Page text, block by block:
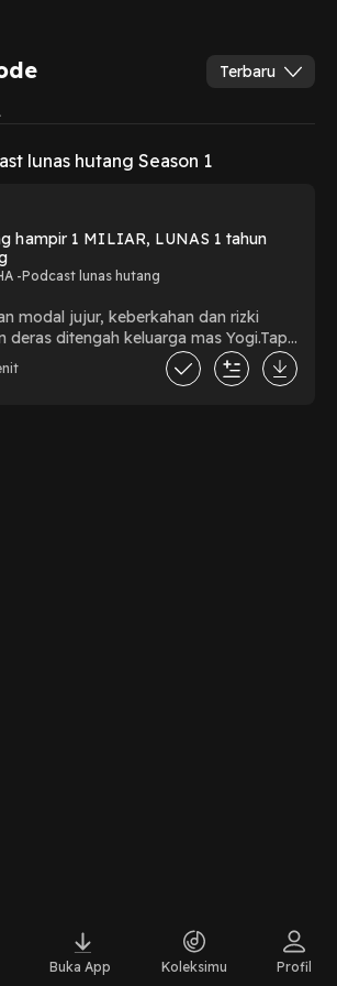
Terbaru
lunas hutang Season 1
hampir 1 MILIAR, LUNAS 1 tahun
-Podcast lunas hutang
modal jujur, keberkahan dan rizki
deras ditengah keluarga mas Yogi.Tapi
itu sangat berat. Bahkan hampir
beliau berantakan.Mau tau kisah
Buka App Koleksimu Profil